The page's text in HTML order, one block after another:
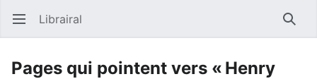
Ouvrir le menu principal Librairal
Pages qui pointent vers « Henry